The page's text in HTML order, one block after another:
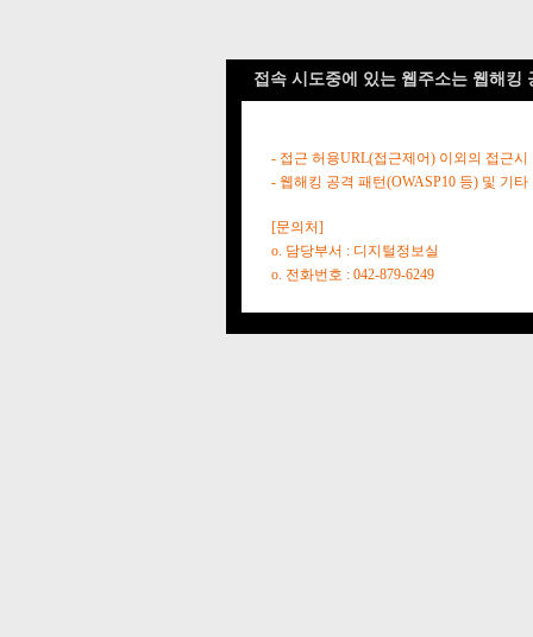
접속 시도중에 있는 웹주소는 웹해킹
- 접근 허용URL(접근제어) 이외의 접근시
- 웹해킹 공격 패턴(OWASP10 등) 및 기
[문의처]
o. 담당부서 : 디지털정보실
o. 전화번호 : 042-879-6249